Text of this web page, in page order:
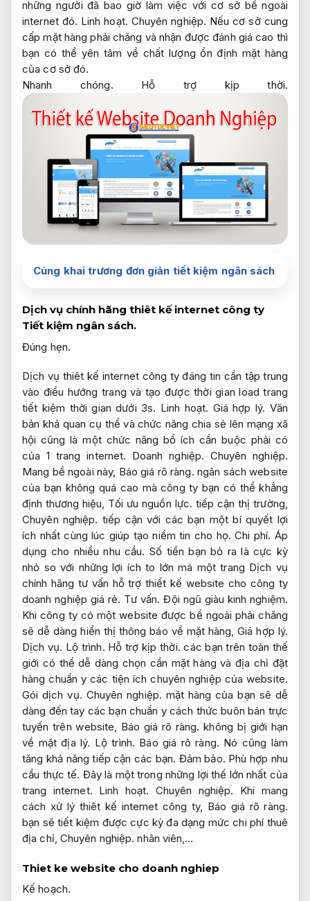
những người đã bao giờ làm việc với cơ sở bề ngoài
internet đó. Linh hoạt. Chuyên nghiệp. Nếu cơ sở cung
cấp mặt hàng phải chăng và nhận được đánh giá cao thì
bạn có thể yên tâm về chất lượng ổn định mặt hàng
của cơ sở đó.
Nhanh chóng.
Hỗ trợ kịp thời.
Cúng khai trương đơn giản tiết kiệm ngân sách
Dịch vụ chính hãng thiêt kế internet công ty
Tiết kiệm ngân sách.
Đúng hẹn.
Dịch vụ thiêt kế internet công ty đáng tin cần tập trung
vào điều hướng trang và tạo được thời gian load trang
tiết kiệm thời gian dưới 3s. Linh hoạt. Giá hợp lý. Văn
bản khả quan cụ thể và chức năng chia sẻ lên mạng xã
hội cũng là một chức năng bổ ích cần buộc phải có
của 1 trang internet. Doanh nghiệp. Chuyên nghiệp.
Mang bề ngoài này, Báo giá rõ ràng. ngân sách website
của bạn không quá cao mà công ty bạn có thể khẳng
định thương hiệu, Tối ưu nguồn lực. tiếp cận thị trường,
Chuyên nghiệp. tiếp cận với các bạn một bí quyết lợi
ích nhất cùng lúc giúp tạo niềm tin cho họ.Chi phí. Áp
dụng cho nhiều nhu cầu. Số tiền bạn bỏ ra là cực kỳ
nhỏ so với những lợi ích to lớn mà một trang Dịch vụ
chính hãng tư vấn hỗ trợ thiết kế website cho công ty
doanh nghiệp giá rẻ. Tư vấn. Đội ngũ giàu kinh nghiệm.
Khi công ty có một website được bề ngoài phải chăng
sẽ dễ dàng hiển thị thông báo về mặt hàng,Giá hợp lý.
Dịch vụ. Lộ trình. Hỗ trợ kịp thời. các bạn trên toàn thế
giới có thể dễ dàng chọn cần mặt hàng và địa chỉ đặt
hàng chuẩn y các tiện ích chuyên nghiệp của website.
Gói dịch vụ. Chuyên nghiệp. mặt hàng của bạn sẽ dễ
dàng đến tay các bạn chuẩn y cách thức buôn bán trực
tuyến trên website, Báo giá rõ ràng. không bị giới hạn
về mặt địa lý. Lộ trình. Báo giá rõ ràng. Nó cũng làm
tăng khả năng tiếp cận các bạn. Đảm bảo. Phù hợp nhu
cầu thực tế. Đây là một trong những lợi thế lớn nhất của
trang internet. Linh hoạt. Chuyên nghiệp. Khi mang
cách xử lý thiêt kế internet công ty, Báo giá rõ ràng.
bạn sẽ tiết kiệm được cực kỳ đa dạng mức chi phí thuê
địa chỉ, Chuyên nghiệp. nhân viên,…
Thiet ke website cho doanh nghiep
Kế hoạch.